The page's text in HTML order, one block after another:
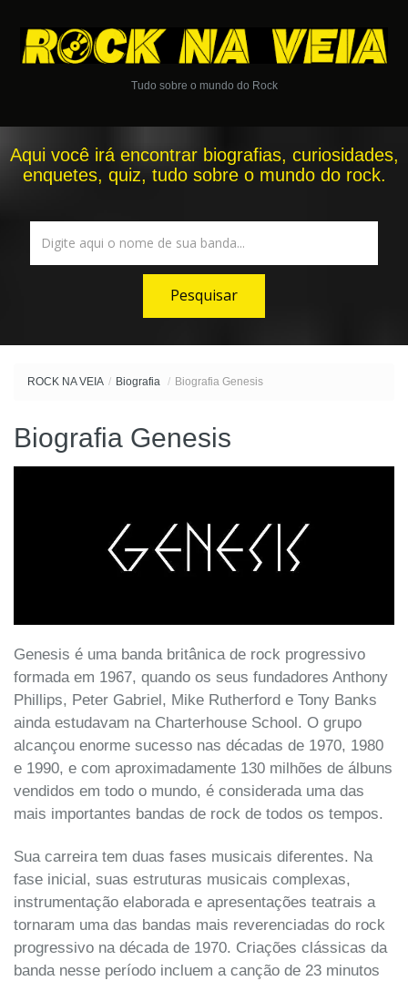
Tudo sobre o mundo do Rock
Aqui você irá encontrar biografias, curiosidades,
enquetes, quiz, tudo sobre o mundo do rock.
ROCK NA VEIA / Biografia / Biografia Genesis
Biografia Genesis
Genesis é uma banda britânica de rock progressivo
formada em 1967, quando os seus fundadores Anthony
Phillips, Peter Gabriel, Mike Rutherford e Tony Banks
ainda estudavam na Charterhouse School. O grupo
alcançou enorme sucesso nas décadas de 1970, 1980
e 1990, e com aproximadamente 130 milhões de álbuns
vendidos em todo o mundo, é considerada uma das
mais importantes bandas de rock de todos os tempos.
Sua carreira tem duas fases musicais diferentes. Na
fase inicial, suas estruturas musicais complexas,
instrumentação elaborada e apresentações teatrais a
tornaram uma das bandas mais reverenciadas do rock
progressivo na década de 1970. Criações clássicas da
banda nesse período incluem a canção de 23 minutos